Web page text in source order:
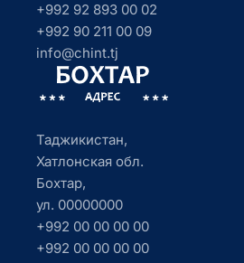
+992 92 893 00 02
+992 90 211 00 09
info@chint.tj
Таджикистан,
Хатлонская обл.
Бохтар,
ул. 00000000
+992 00 00 00 00
+992 00 00 00 00